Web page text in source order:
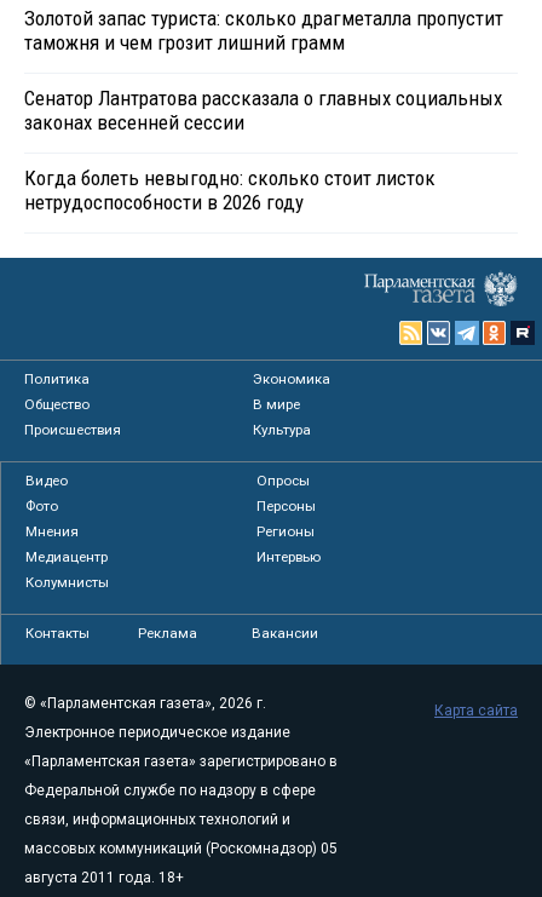
Золотой запас туриста: сколько драгметалла пропустит
таможня и чем грозит лишний грамм
Сенатор Лантратова рассказала о главных социальных
законах весенней сессии
Когда болеть невыгодно: сколько стоит листок
нетрудоспособности в 2026 году
Политика
Экономика
Общество
В мире
Происшествия
Культура
Видео
Опросы
Фото
Персоны
Мнения
Регионы
Медиацентр
Интервью
Колумнисты
Контакты Реклама Вакансии
© «Парламентская газета», 2026 г.
Электронное периодическое издание
«Парламентская газета» зарегистрировано в
Федеральной службе по надзору в сфере
связи, информационных технологий и
массовых коммуникаций (Роскомнадзор) 05
августа 2011 года. 18+
Карта сайта